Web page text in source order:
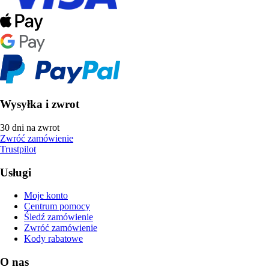
Wysyłka i zwrot
30 dni na zwrot
Zwróć zamówienie
Trustpilot
Usługi
Moje konto
Centrum pomocy
Śledź zamówienie
Zwróć zamówienie
Kody rabatowe
O nas